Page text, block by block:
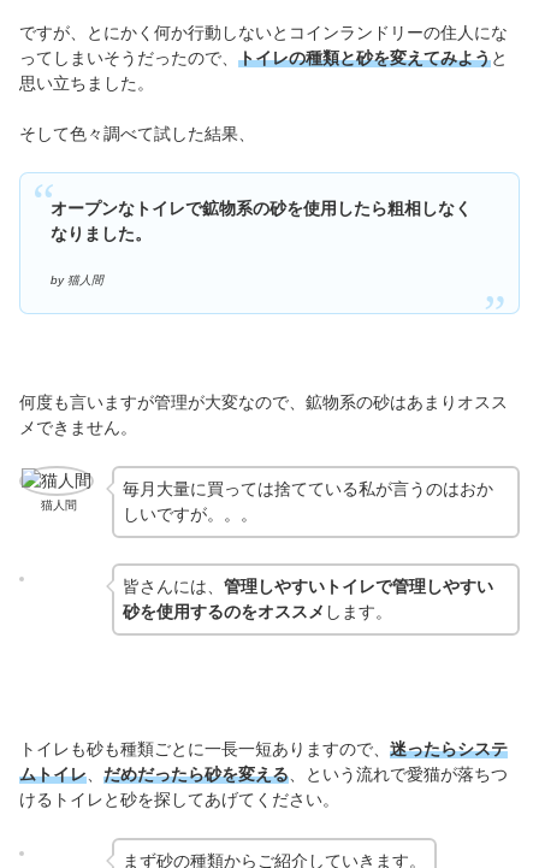
ですが、とにかく何か行動しないとコインランドリーの住人にな
ってしまいそうだったので、 トイレの種類と砂を変えてみようと
思い立ちました。
そして色々調べて試した結果、
オープンなトイレで鉱物系の砂を使用したら粗相しなく
なりました。
by 猫人間
何度も言いますが管理が大変なので、鉱物系の砂はあまりオスス
メできません。
猫人間
毎月大量に買っては捨てている私が言うのはおか
しいですが。。。
皆さんには、 管理しやすいトイレで管理しやすい
砂を使用するのをオススメ します。
トイレも砂も種類ごとに一長一短ありますので、 迷ったらシステ
ムトイレ
だめだったら砂を変える 、という流れで愛猫が落ちつ
けるトイレと砂を探してあげてください。
まず砂の種類からご紹介していきます。